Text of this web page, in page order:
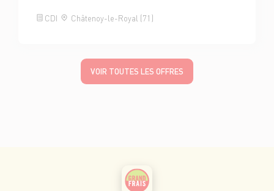
CDI Châtenoy-le-Royal (71)
VOIR TOUTES LES OFFRES